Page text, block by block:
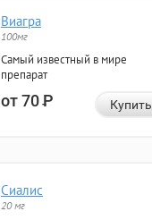
Виагра
100мг
Самый известный в мире
препарат
от 70Р Купить
Сиалис
20 мг